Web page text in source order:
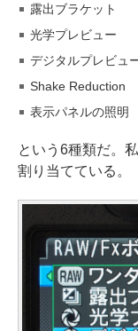
露出ブラケット
光学プレビュー
デジタルプレビュ
Shake Reduction
表示パネルの照明
という6種類だ。
割り当てている。